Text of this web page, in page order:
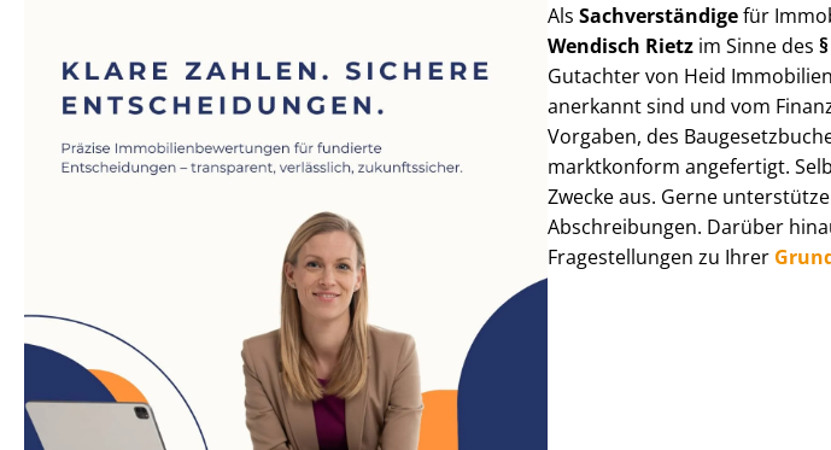
AlsSachverständigefür
Wendisch Rietz im Sinne des
Gutachter von Heid
anerkannt sind und vom
Vorgaben, des
marktkonform angefertigt.
Zwecke aus. Gerne
Abschreibungen. Darüber
Fragestellungen zu Ihrer